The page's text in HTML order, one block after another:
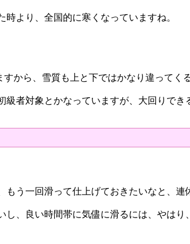
より、全国的に寒くなっていますね。
から、雪質も上と下ではかなり違ってく
者対象とかなっていますが、大回りでき
う一回滑って仕上げておきたいなと、連
し、良い時間帯に気儘に滑るには、やは